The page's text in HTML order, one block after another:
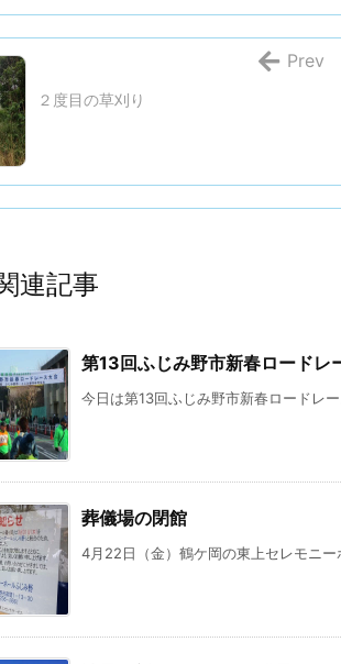
２度目の草刈り
Prev
連記事
第13回ふじみ野市新春ロードレ
今日は第13回ふじみ野市新春ロードレ
葬儀場の閉館
4月22日（金）鶴ケ岡の東上セレモニ